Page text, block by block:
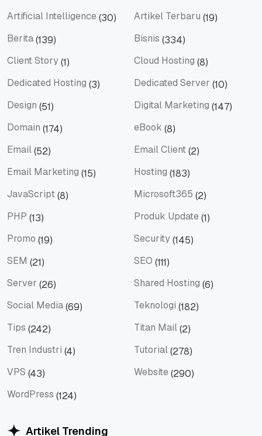
Artificial Intelligence (30) Artikel Terbaru (19)
Berita(139) Bisnis (334)
Client Story(1) Cloud Hosting (8)
Dedicated Hosting (3) Dedicated Server (10)
Design (51) Digital Marketing (147)
Domain (174) eBook (8)
Email(52) Email Client(2)
Email Marketing (15) Hosting (183)
JavaScript(8) Microsoft365 (2)
PHP (13) Produk Update (1)
Promo (19) Security(145)
SEM (21) SEO (111)
Server (26) Shared Hosting (6)
Social Media(69) Teknologi (182)
Tips (242) Titan Mail(2)
Tren Industri (4) Tutorial(278)
VPS (43) Website (290)
WordPress (124)
Artikel Trending